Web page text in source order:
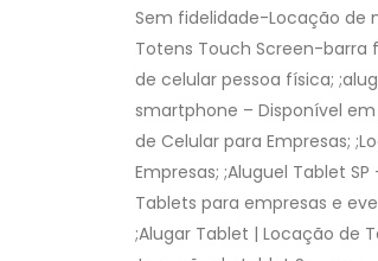
Sem fidelidade-Locação de
Totens Touch Screen-barra
de celular pessoa física;
smartphone – Disponível em
de Celular para Empresas;
Empresas; ;Aluguel Tablet
Tablets para empresas e
;Alugar Tablet | Locação de